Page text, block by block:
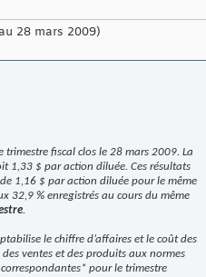
28 mars 2009)
fiscal clos le 28 mars 2009. La
1,33 $ par action diluée. Ces résultats
1,16 $ par action diluée pour le même
32,9 % enregistrés au cours du même
.
le chiffre d’affaires et le coût des
ventes et des produits aux normes
pour le trimestre